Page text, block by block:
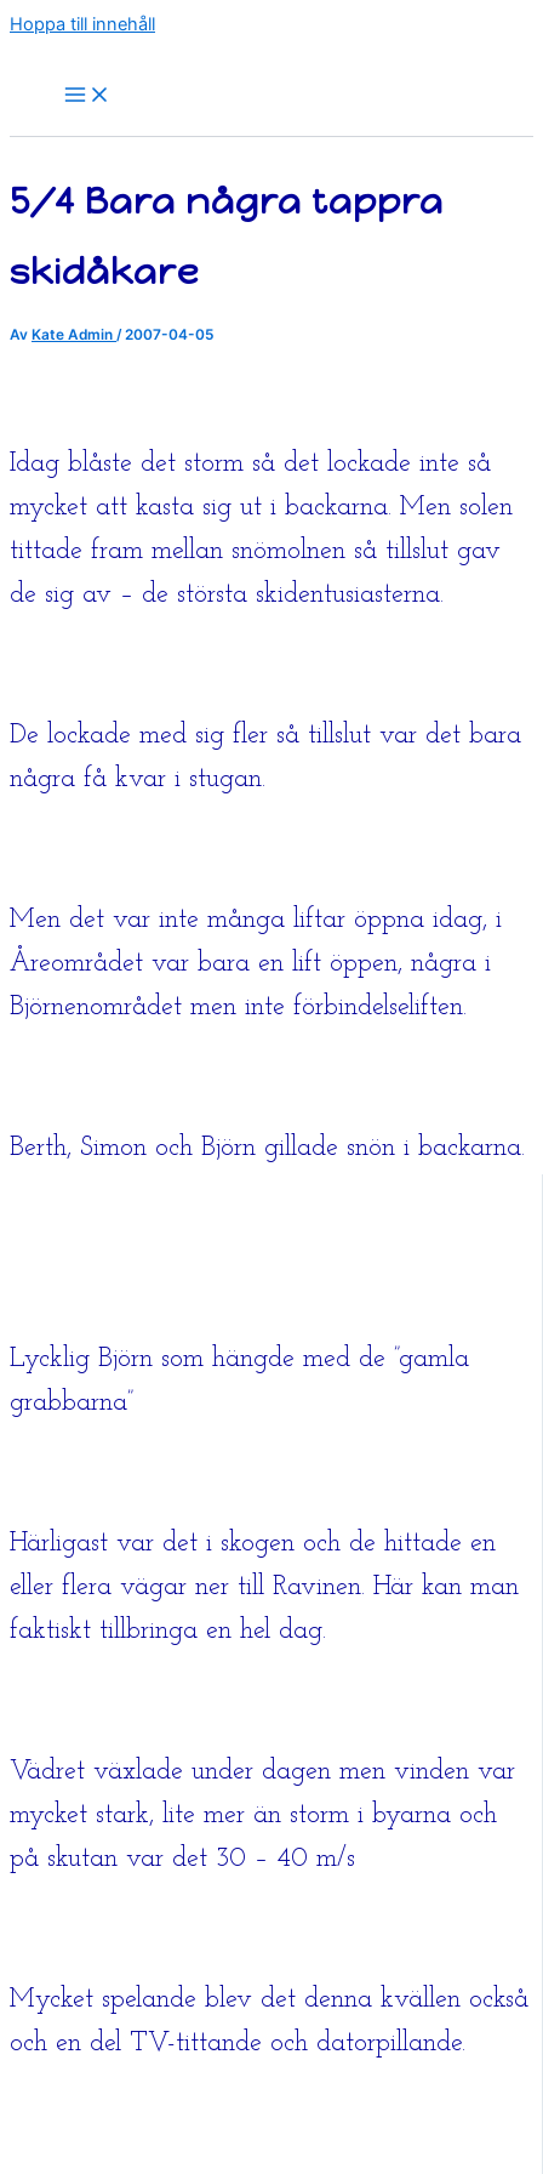
Hoppa till innehåll
5/4 Bara några tappra
skidåkare
Av Kate Admin /2007-04-05
Idag blåste det storm så det lockade inte så
mycket att kasta sig ut i backarna. Men solen
tittade fram mellan snömolnen så tillslut gav
de sig av – de största skidentusiasterna.
De lockade med sig fler så tillslut var det bara
några få kvar i stugan.
Men det var inte många liftar öppna idag, i
Åreområdet var bara en lift öppen, några i
Björnenområdet men inte förbindelseliften.
Berth, Simon och Björn gillade snön i backarna.
Lycklig Björn som hängde med de ”gamla
grabbarna”
Härligast var det i skogen och de hittade en
eller flera vägar ner till Ravinen. Här kan man
faktiskt tillbringa en hel dag.
Vädret växlade under dagen men vinden var
mycket stark, lite mer än storm i byarna och
på skutan var det 30 – 40 m/s
Mycket spelande blev det denna kvällen också
och en del TV-tittande och datorpillande.